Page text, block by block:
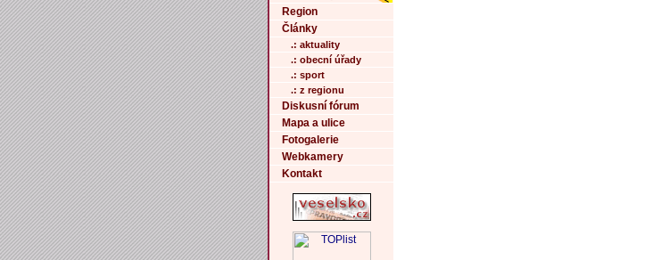
Region
Články
.: aktuality
.: obecní úřady
.: sport
.: z regionu
Diskusní fórum
Mapa a ulice
Fotogalerie
Webkamery
Kontakt